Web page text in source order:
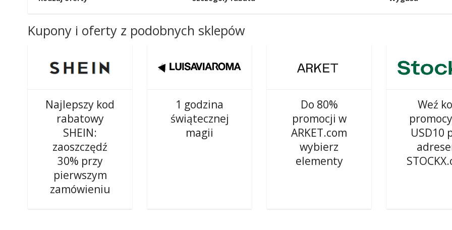
Kupony i oferty z podobnych sklepów
Najlepszy kod
rabatowy
SHEIN:
zaoszczędź
30% przy
pierwszym
zamówieniu
1 godzina
świątecznej
magii
Do 80%
promocji w
ARKET.com
wybierz
elementy
Weź
USD10